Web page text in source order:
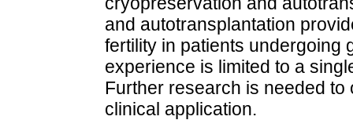
and autotransplantation
fertility in patients undergoing
experience is limited to a
Further research is needed
clinical application.